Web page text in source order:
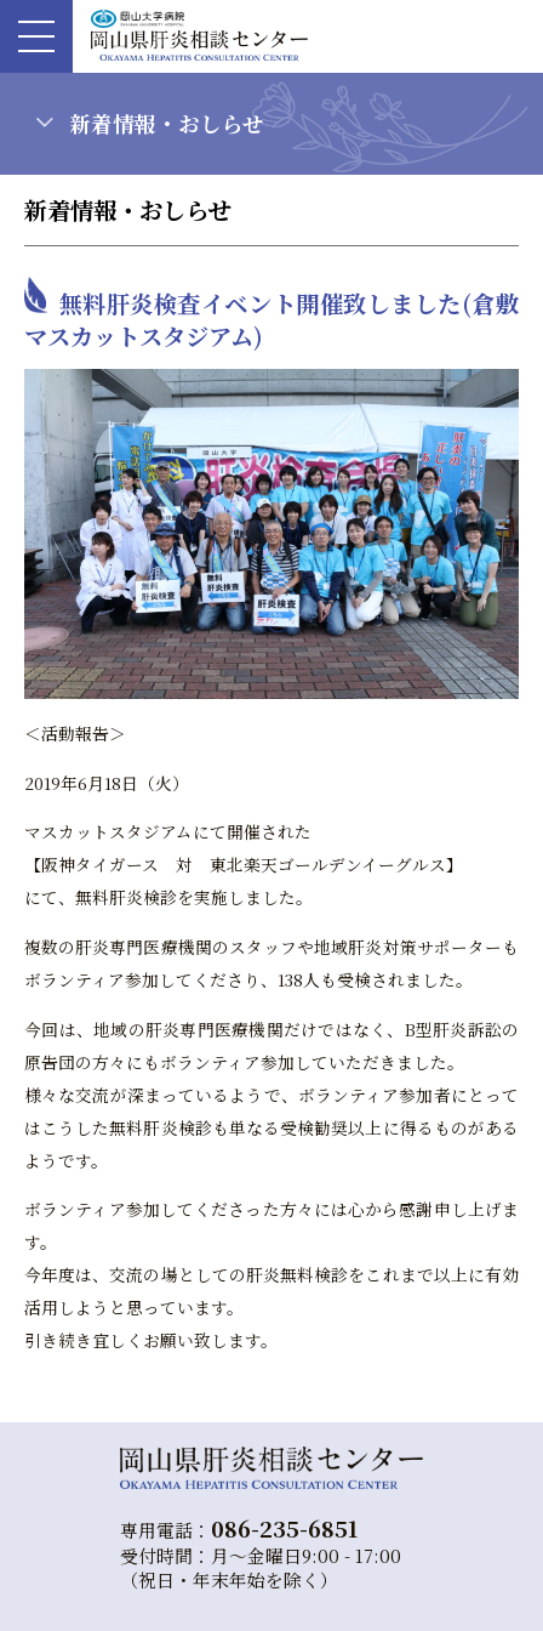
新着情報・おしらせ
新着情報・おしらせ
無料肝炎検査イベント開催致しました(倉敷
マスカットスタジアム)
＜活動報告＞
2019年6月18日（火）
マスカットスタジアムにて開催された
【阪神タイガース 対 東北楽天ゴールデンイーグルス】
にて、無料肝炎検診を実施しました。
複数の肝炎専門医療機関のスタッフや地域肝炎対策サポーターも
ボランティア参加してくださり、138人も受検されました。
今回は、地域の肝炎専門医療機関だけではなく、B型肝炎訴訟の
原告団の方々にもボランティア参加していただきました。
様々な交流が深まっているようで、ボランティア参加者にとって
はこうした無料肝炎検診も単なる受検勧奨以上に得るものがある
ようです。
ボランティア参加してくださった方々には心から感謝申し上げま
す。
今年度は、交流の場としての肝炎無料検診をこれまで以上に有効
活用しようと思っています。
引き続き宜しくお願い致します。
専用電話： 086-235-6851
受付時間：月～金曜日9:00 - 17:00
（祝日・年末年始を除く）